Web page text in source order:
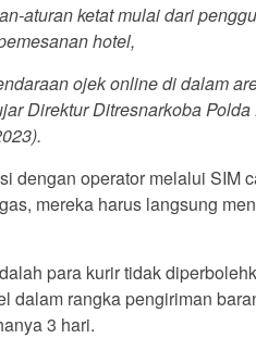
aturan ketat mulai dari
hotel,
ojek online di dalam
Direktur Ditresnarkoba
dengan operator melalui SIM
mereka harus langsung
para kurir tidak
dalam rangka pengiriman
3 hari.